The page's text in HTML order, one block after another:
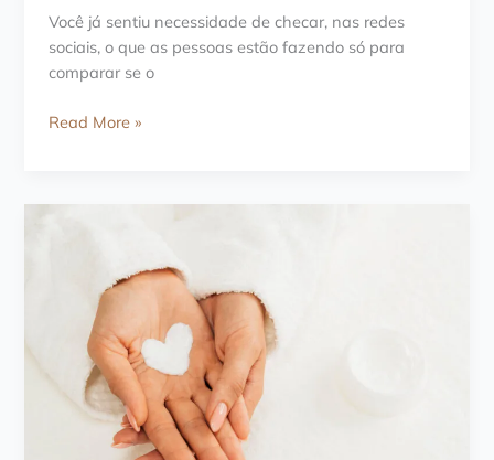
Você já sentiu necessidade de checar, nas redes
sociais, o que as pessoas estão fazendo só para
comparar se o
FOMO
Read More »